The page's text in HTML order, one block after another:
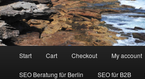
Start Cart Checkout My account
SEO Beratung für Berlin SEO für B2B